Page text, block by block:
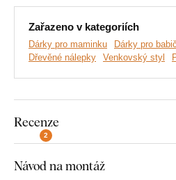
Jednoduchá montáž na zeď
Rozměry
Zařazeno v kategoriích
Dárky pro maminku Dárky pro
Dřevěné nálepky
Venkovský styl
Recenze
2
Návod na montáž